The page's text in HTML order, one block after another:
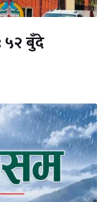
५२ बुँदे